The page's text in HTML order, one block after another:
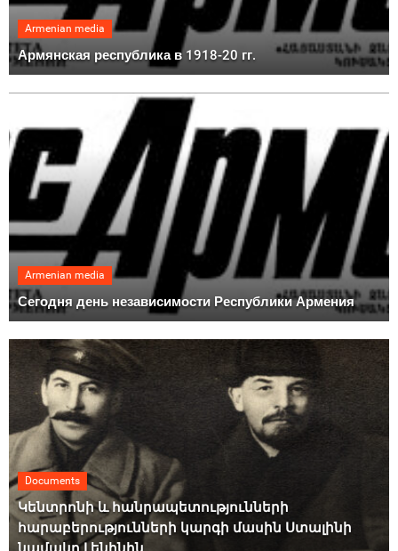
Armenian media
Армянская республика в 1918-20 гг.
Armenian media
Сегодня день независимости Республики Армения
Documents
Կենտրոնի և հանրապետությունների
հարաբերությունների կարգի մասին Ստալինի